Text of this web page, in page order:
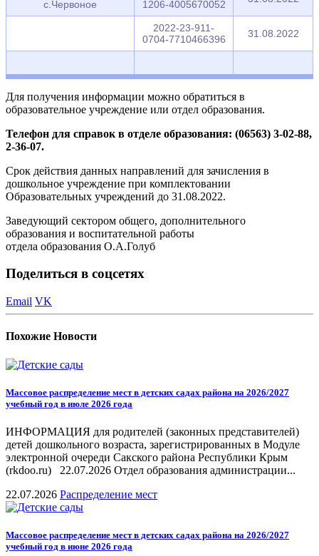
с.Червоное
1206-4005670052
2022-23-911-
0704-7710466396
31.08.2022
Для получения информации можно обратиться в
образовательное учреждение или отдел образования.
Телефон для справок в отделе образования: (06563) 3-02-88,
2-36-07.
Срок действия данных направлений для зачисления в
дошкольное учреждение при комплектовании
Образовательных учреждений до 31.08.2022.
Заведующий сектором общего, дополнительного
образования и воспитательной работы
отдела образования О.А.Голуб
Поделиться в соцсетях
Email VK
Похожие Новости
Массовое распределение мест в детских садах района на 2026/2027
учебный год в июле 2026 года
ИНФОРМАЦИЯ для родителей (законных представителей)
детей дошкольного возраста, зарегистрированных в Модуле
электронной очереди Сакского района Республики Крым
(rkdoo.ru) 22.07.2026 Отдел образования администрации...
22.07.2026 Распределение мест
Массовое распределение мест в детских садах района на 2026/2027
учебный год в июне 2026 года